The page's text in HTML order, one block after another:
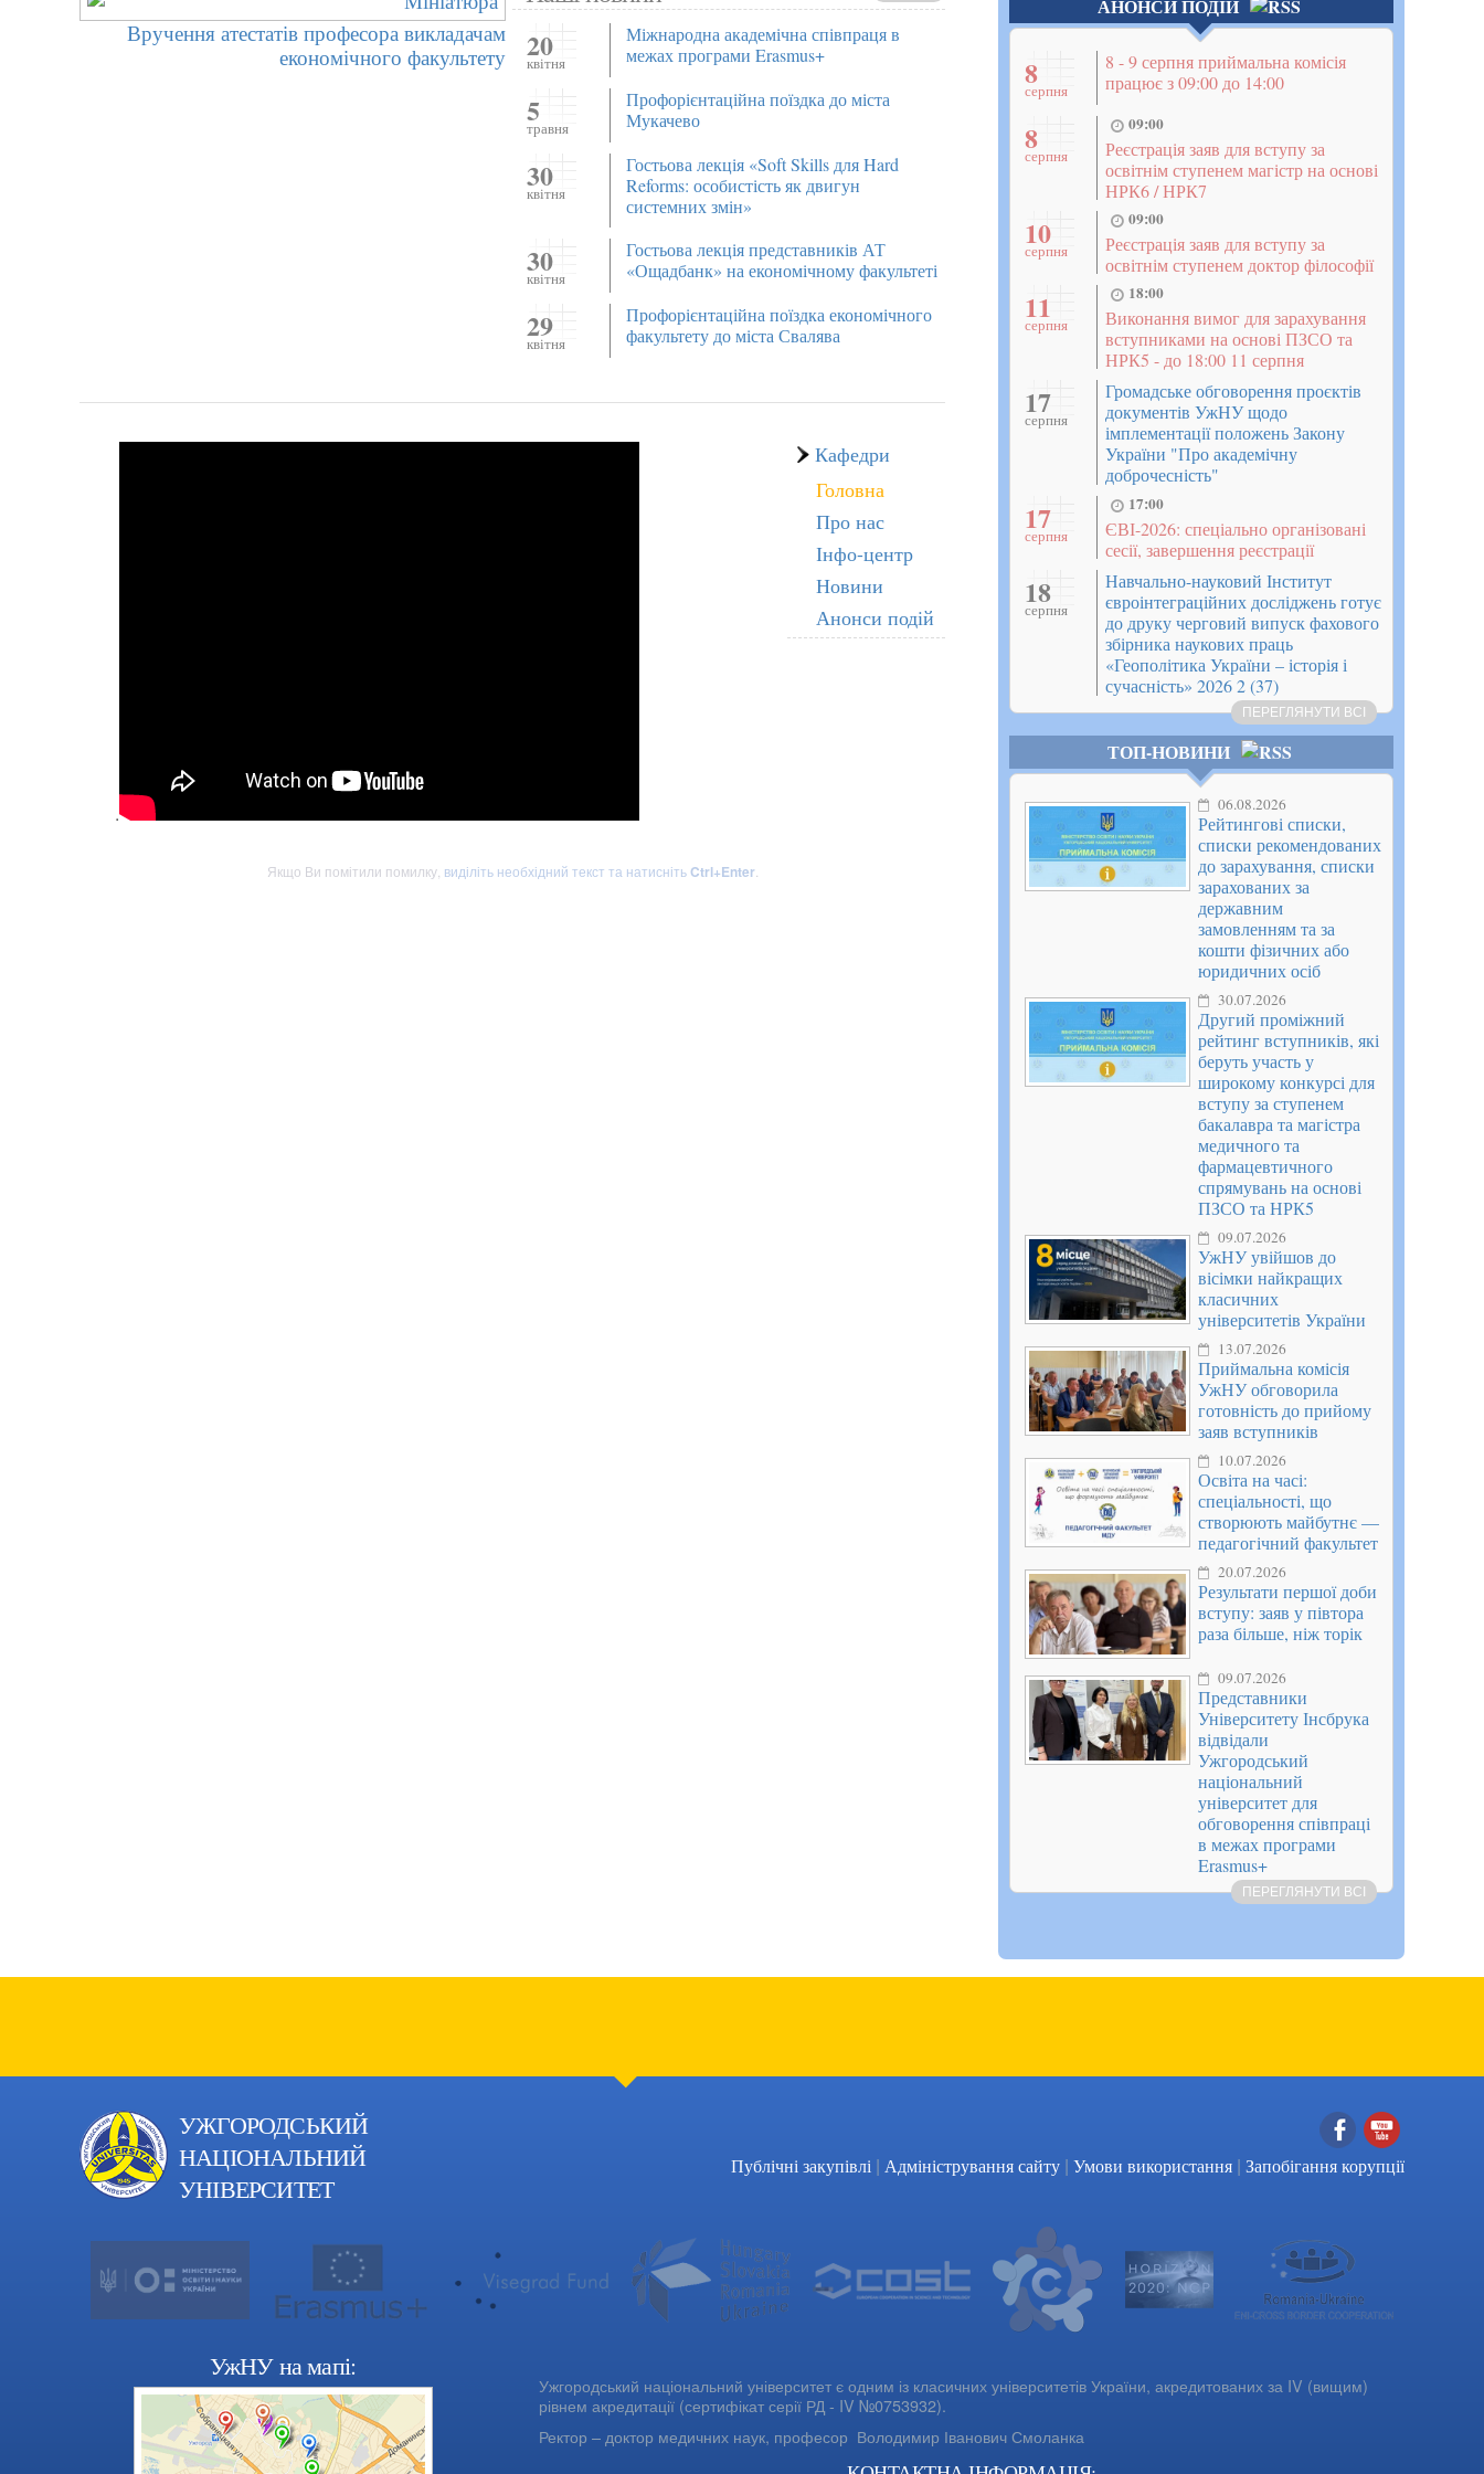
Вручення атестатів професора викладачам
економічного факультету
20
квітня
Міжнародна академічна співпраця в
межах програми Erasmus+
5
травня
Профорієнтаційна поїздка до міста
Мукачево
30
квітня
Гостьова лекція «Soft Skills для Hard
Reforms: особистість як двигун
системних змін»
30
квітня
Гостьова лекція представників АТ
«Ощадбанк» на економічному факультеті
29
квітня
Профорієнтаційна поїздка економічного
факультету до міста Свалява
Кафедри
Головна
Про нас
Інфо-центр
Новини
Анонси подій
.
Якщо Ви помітили помилку, виділіть необхідний текст та натиснітьCtrl+Enter.
АНОНСИ ПОДІЙ
8
серпня
8 - 9 серпня приймальна комісія
працює з 09:00 до 14:00
8
серпня
09:00
Реєстрація заяв для вступу за
освітнім ступенем магістр на основі
НРК6 / НРК7
10
серпня
09:00
Реєстрація заяв для вступу за
освітнім ступенем доктор філософії
11
серпня
18:00
Виконання вимог для зарахування
вступниками на основі ПЗСО та
НРК5 - до 18:00 11 серпня
17
серпня
Громадське обговорення проєктів
документів УжНУ щодо
імплементації положень Закону
України "Про академічну
доброчесність"
17
серпня
17:00
ЄВІ-2026: спеціально організовані
сесії, завершення реєстрації
18
серпня
Навчально-науковий Інститут
євроінтеграційних досліджень готує
до друку черговий випуск фахового
збірника наукових праць
«Геополітика України – історія і
сучасність» 2026 2 (37)
ПЕРЕГЛЯНУТИ ВСІ
ТОП-НОВИНИ
06.08.2026
Рейтингові списки,
списки рекомендованих
до зарахування, списки
зарахованих за
державним
замовленням та за
кошти фізичних або
юридичних осіб
30.07.2026
Другий проміжний
рейтинг вступників, які
беруть участь у
широкому конкурсі для
вступу за ступенем
бакалавра та магістра
медичного та
фармацевтичного
спрямувань на основі
ПЗСО та НРК5
09.07.2026
УжНУ увійшов до
вісімки найкращих
класичних
університетів України
13.07.2026
Приймальна комісія
УжНУ обговорила
готовність до прийому
заяв вступників
10.07.2026
Освіта на часі:
спеціальності, що
створюють майбутнє —
педагогічний факультет
20.07.2026
Результати першої доби
вступу: заяв у півтора
раза більше, ніж торік
09.07.2026
Представники
Університету Інсбрука
відвідали
Ужгородський
національний
університет для
обговорення співпраці
в межах програми
Erasmus+
ПЕРЕГЛЯНУТИ ВСІ
УЖГОРОДСЬКИЙ
НАЦІОНАЛЬНИЙ
УНІВЕРСИТЕТ
Facebook
YouTube
Публічні закупівлі | Адміністрування сайту | Умови використання | Запобігання корупції
УжНУ на мапі:
Ужгородський національний університет є одним із класичних університетів України, акредитованих за IV (вищим)
рівнем акредитації (сертифікат серії РД - IV №0753932).
Ректор – доктор медичних наук, професор Володимир Іванович Смоланка